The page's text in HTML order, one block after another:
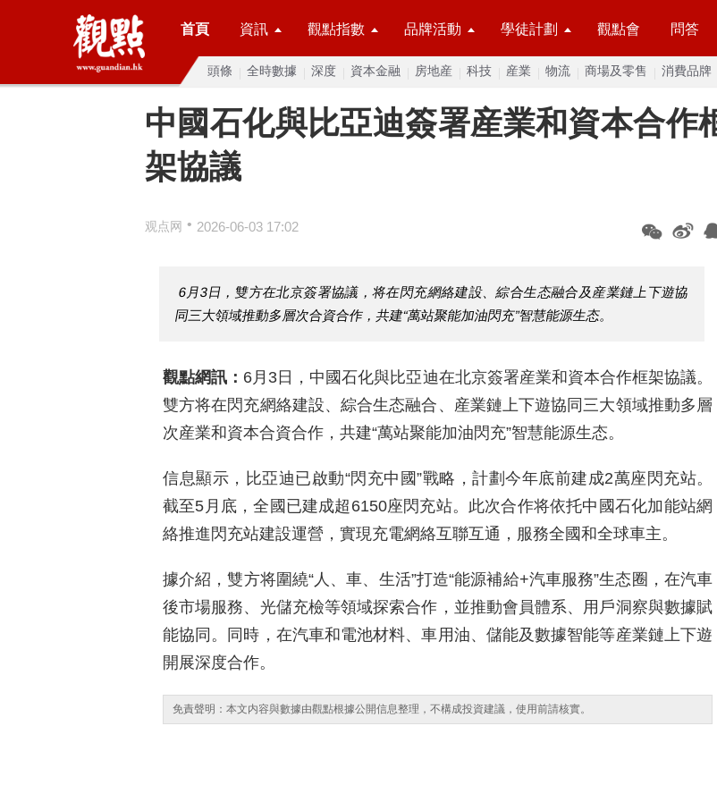
首頁 資訊 觀點指數 品牌活動 學徒計劃 觀點會 問答
頭條 全時數據 深度 資本金融 房地産 科技 産業 物流 商場及零售 消費品牌
中國石化與比亞迪簽署産業和資本合作
架協議
观点网 • 2026-06-03 17:02
6月3日，雙方在北京簽署協議，将在閃充網絡建設、綜合生态融合及産業鏈上下遊協
同三大領域推動多層次合資合作，共建“萬站聚能加油閃充”智慧能源生态。
觀點網訊： 6月3日，中國石化與比亞迪在北京簽署産業和資本合作框架協議。
雙方将在閃充網絡建設、綜合生态融合、産業鏈上下遊協同三大領域推動多層
次産業和資本合資合作，共建“萬站聚能加油閃充”智慧能源生态。
信息顯示，比亞迪已啟動“閃充中國”戰略，計劃今年底前建成2萬座閃充站。
截至5月底，全國已建成超6150座閃充站。此次合作将依托中國石化加能站網
絡推進閃充站建設運營，實現充電網絡互聯互通，服務全國和全球車主。
據介紹，雙方将圍繞“人、車、生活”打造“能源補給+汽車服務”生态圈，在汽車
後市場服務、光儲充檢等領域探索合作，並推動會員體系、用戶洞察與數據賦
能協同。同時，在汽車和電池材料、車用油、儲能及數據智能等産業鏈上下遊
開展深度合作。
免責聲明：本文内容與數據由觀點根據公開信息整理，不構成投資建議，使用前請核實。